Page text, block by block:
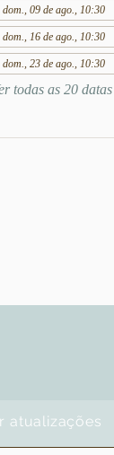
dom., 09 de ago., 10:30
dom., 16 de ago., 10:30
dom., 23 de ago., 10:30
todas as 20 datas
atualizações